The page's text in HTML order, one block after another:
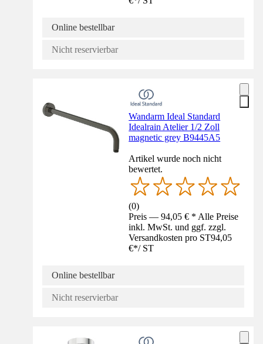
Online bestellbar
Nicht reservierbar
Wandarm Ideal Standard
Idealrain Atelier 1/2 Zoll
magnetic grey B9445A5
Artikel wurde noch nicht
bewertet.
(0)
Preis — 94,05 € * Alle Preise
inkl. MwSt. und ggf. zzgl.
Versandkosten pro ST94,05
€*/ ST
Online bestellbar
Nicht reservierbar